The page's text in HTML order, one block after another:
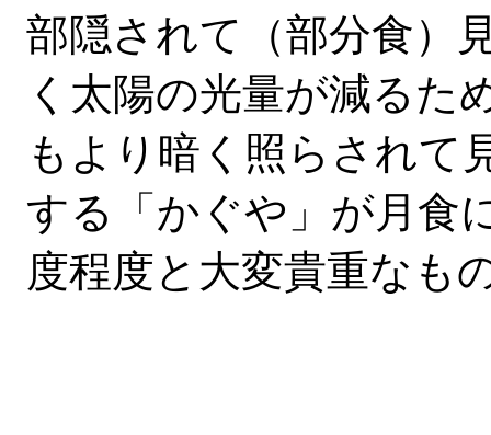
部隠されて（部分食）
く太陽の光量が減るた
もより暗く照らされて
する「かぐや」が月食
度程度と大変貴重なも